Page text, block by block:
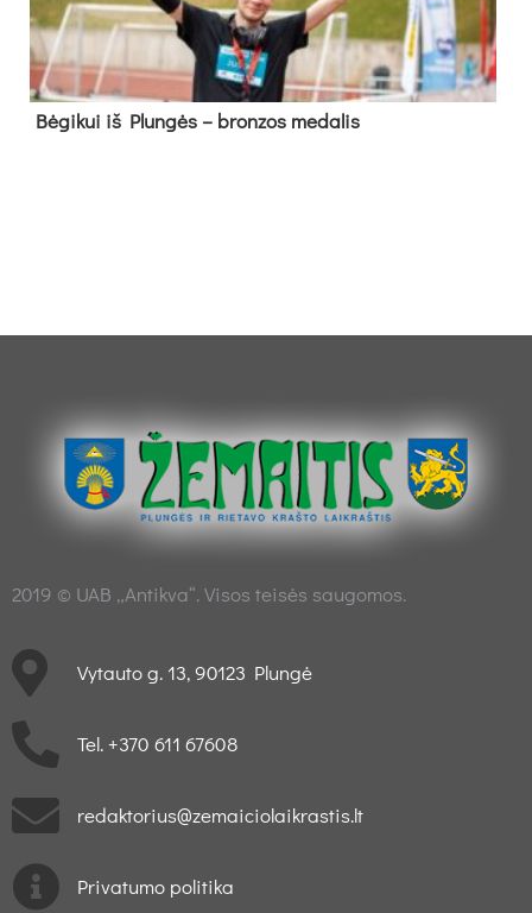
Bė­gi­kui iš Plun­gės – bron­zos me­da­lis
2019 © UAB „Antikva“. Visos teisės saugomos.
Vytauto g. 13, 90123 Plungė
Tel. +370 611 67608
redaktorius@zemaiciolaikrastis.lt
Privatumo politika